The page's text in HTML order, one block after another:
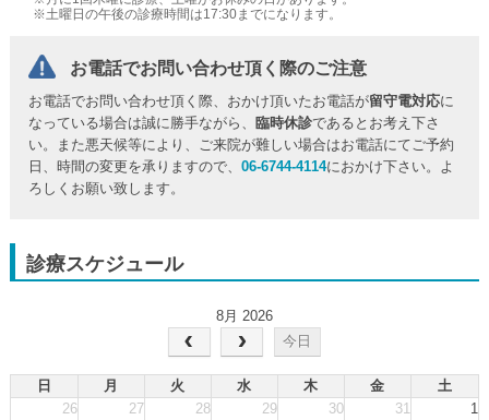
※土曜日の午後の診療時間は17:30までになります。
お電話でお問い合わせ頂く際のご注意
お電話でお問い合わせ頂く際、おかけ頂いたお電話が留守電対応に
なっている場合は誠に勝手ながら、
臨時休診であるとお考え下さ
い。また悪天候等により、ご来院が難しい場合はお電話にてご予約
日、時間の変更を承りますので、06-6744-4114におかけ下さい。よ
ろしくお願い致します。
診療スケジュール
8月 2026
今日
日 月 火 水 木 金
土
26
27 28 29 30 31 1